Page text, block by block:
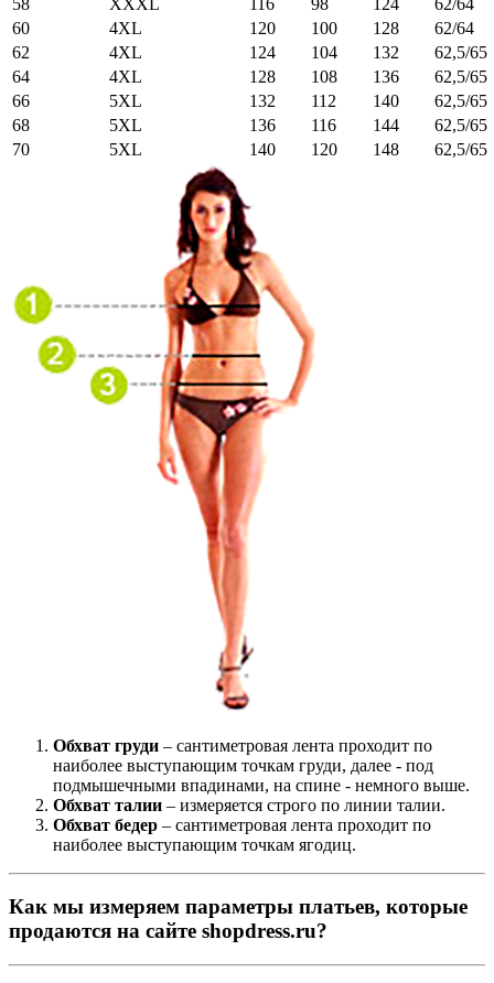
60
4XL 120 100 128
62/64
62
4XL 124 104 132
62,5/65
64
4XL 128 108 136
62,5/65
66
5XL 132 112 140
62,5/65
68
5XL 136 116 144
62,5/65
70
5XL 140 120 148 62,5/65
Обхват груди – сантиметровая лента проходит по
наиболее выступающим точкам груди, далее - под
подмышечными впадинами, на спине - немного выше.
Обхват талии – измеряется строго по линии талии.
Обхват бедер – сантиметровая лента проходит по
наиболее выступающим точкам ягодиц.
Как мы измеряем параметры платьев, которые
продаются на сайте shopdress.ru?